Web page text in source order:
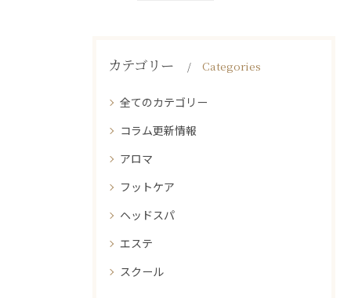
カテゴリー Categories
全てのカテゴリー
コラム更新情報
アロマ
フットケア
ヘッドスパ
エステ
スクール